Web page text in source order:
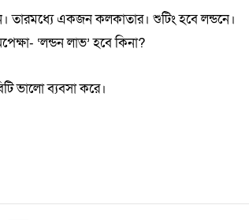
তারমধ্যে একজন কলকাতার। শুটিং হবে লন্ডনে।
‘লন্ডন লাভ’ হবে কিনা?
ভালো ব্যবসা করে।